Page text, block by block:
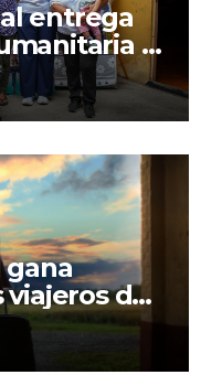
entrega
y
Lara a
de
gana
de